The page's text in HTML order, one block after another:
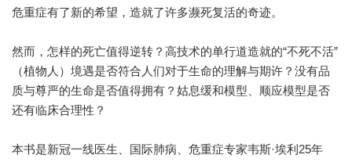
危重症有了新的希望，造就了许多濒死复活的奇迹。
然而，怎样的死亡值得逆转？高技术的单行道造就的“不死不活”
（植物人）境遇是否符合人们对于生命的理解与期许？没有品
质与尊严的生命是否值得拥有？姑息缓和模型、顺应模型是否
还有临床合理性？
本书是新冠一线医生、国际肺病、危重症专家韦斯·埃利25年